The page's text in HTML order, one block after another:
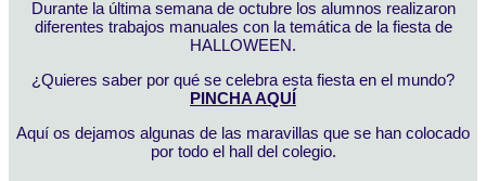
Durante la última semana de octubre los alumnos realizaron
diferentes trabajos manuales con la temática de la fiesta de
HALLOWEEN.
¿Quieres saber por qué se celebra esta fiesta en el mundo?
PINCHA AQUÍ
Aquí os dejamos algunas de las maravillas que se han colocado
por todo el hall del colegio.